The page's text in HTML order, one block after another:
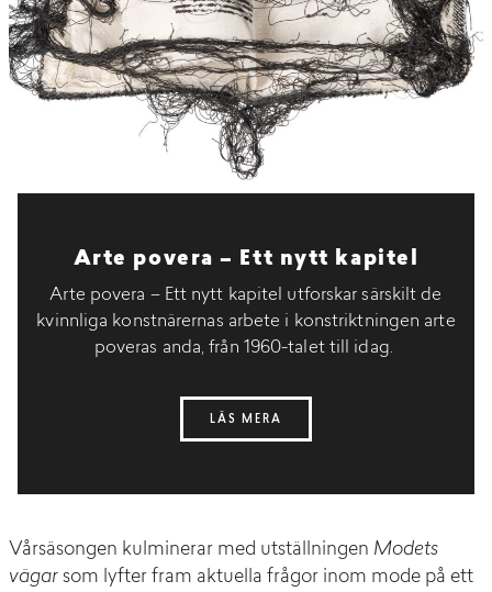
Arte povera – Ett nytt kapitel
Arte povera – Ett nytt kapitel utforskar särskilt de
kvinnliga konstnärernas arbete i konstriktningen arte
poveras anda, från 1960-talet till idag.
LÄS MERA
Vårsäsongen kulminerar med utställningen Modets
vägar som lyfter fram aktuella frågor inom mode på ett